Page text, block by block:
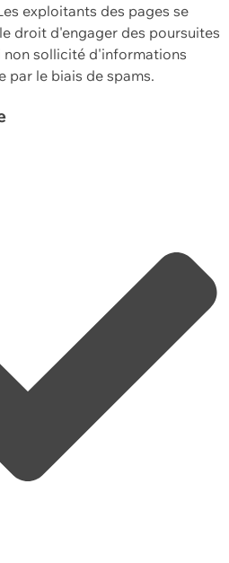
exploitants des pages se
droit d'engager des poursuites
non sollicité d'informations
par le biais de spams.